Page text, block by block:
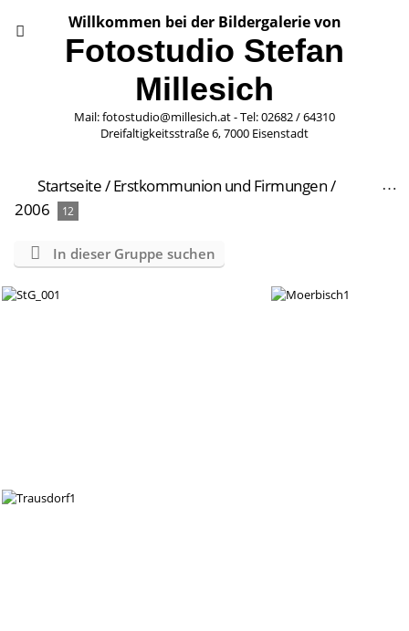
Willkommen bei der Bildergalerie von
Fotostudio Stefan
Millesich
Mail: fotostudio@millesich.at - Tel: 02682 / 64310
Dreifaltigkeitsstraße 6, 7000 Eisenstadt
Startseite/Erstkommunion und Firmungen/
2006
12
In dieser Gruppe suchen